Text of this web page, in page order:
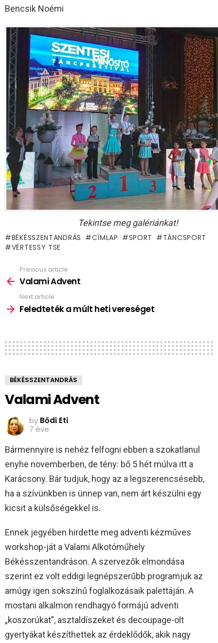
Bencsik Noémi
Tekintse meg galériánkat!
BÉKÉSSZENTANDRÁS CÍMLAP SPORT
TÁNCSPORT
VÉRTESSY TSE
more
Previous article
Valami Advent
Next article
Feledteték a múlt heti vereséget
BÉKÉSSZENTANDRÁS
Valami Advent
by Bődi Eti
7 éve
Bármennyire is nehéz felfogni ebben a szokatlanul
enyhe novemberben, de tény: bő 5 hét múlva itt a
Karácsony. Bár tudjuk, hogy az a legszerencsésebb,
ha a szívünkben is ünnep van, nem árt készülni egy
kicsit a külsőségekkel is.
Ennek jegyében hirdette meg adventi kézműves
workshop-ját a Valami Alkotóműhely
Békésszentandráson. A szervezők elmondása
szerint ez volt eddigi legnépszerűbb programjuk az
amúgy igen sokszínű foglalkozásaik palettáján. A
mostani alkalmon rendhagyó formájú adventi
„koszorúkat”, asztaldíszeket és decoupage-olt
gyertyákat készíthettek az érdeklődők, akik nagy